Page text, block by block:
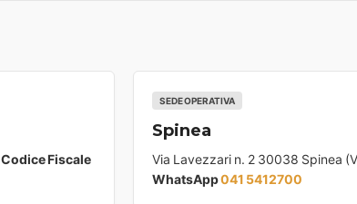
Codice Fiscale
SEDE OPERATIVA
Spinea
Via Lavezzari n. 2 30038 Spinea
WhatsApp041 5412700